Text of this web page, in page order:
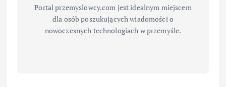
Portal przemyslowcy.com jest idealnym miejscem
dla osób poszukujących wiadomości o
nowoczesnych technologiach w przemyśle.